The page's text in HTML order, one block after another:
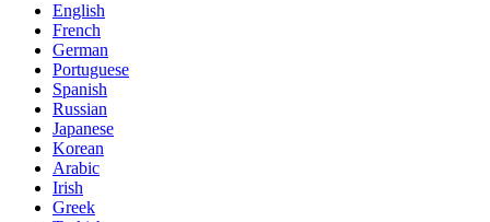
English
French
German
Portuguese
Spanish
Russian
Japanese
Korean
Arabic
Irish
Greek